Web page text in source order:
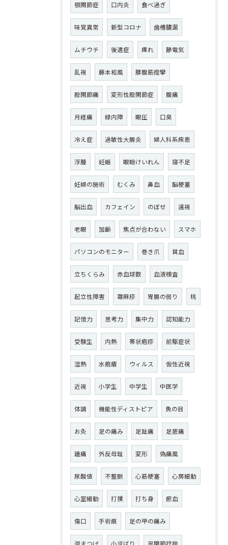
顎関節症 口内炎 食べ過ぎ
味覚異常 新型コロナ 歯槽膿漏
ムチウチ 後遺症 痺れ 静電気
乱視 藤本和風 腓腹筋痙攣
股関節痛 変形性股関節症 腹痛
月経痛 緑内障 眼圧 口臭
冷え症 過敏性大腸炎 婦人科系疾患
浮腫 妊娠 眼瞼けいれん 寝不足
妊婦の施術 むくみ 鼻血 脳梗塞
脳出血 カフェイン のぼせ 遠視
老眼 加齢 焦点が合わない スマホ
パソコンのモニター 巻き爪 貧血
立ちくらみ 赤血球数 血液検査
起立性障害 蕁麻疹 胃腸の弱り 桃
記憶力 思考力 集中力 認知能力
受験生 内熱 帯状疱疹 前駆症状
湿熱 水疱瘡 ウィルス 仮性近視
近視 小学生 中学生 中医学
体調 機能性ディストピア 魚の目
お灸 足の痛み 足趾痛 足底痛
踵痛 外反母趾 変形 偽痛風
尿酸値 不整脈 心筋梗塞 心房細動
心室細動 打撲 打ち身 瘀血
傷口 手術痕 足の甲の痛み